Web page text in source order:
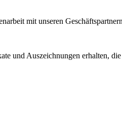
mit unseren
und Auszeichnungen erhalten,